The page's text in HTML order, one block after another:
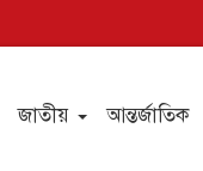
জাতীয় আন্তর্জাতিক